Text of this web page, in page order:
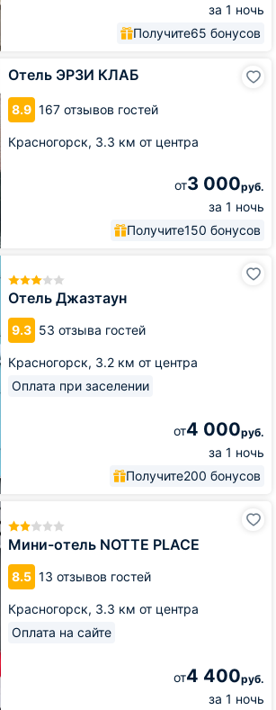
за 1 ночь
Получите65 бонусов
Отель ЭРЗИ КЛАБ
8.9 167 отзывов гостей
Красногорск, 3.3 км от центра
от3 000руб.
за 1 ночь
Получите150 бонусов
Отель Джазтаун
9.3 53 отзыва гостей
Красногорск, 3.2 км от центра
Оплата при заселении
от4 000руб.
за 1 ночь
Получите200 бонусов
Мини-отель NOTTE PLACE
8.5 13 отзывов гостей
Красногорск, 3.3 км от центра
Оплата на сайте
от4 400руб.
за 1 ночь